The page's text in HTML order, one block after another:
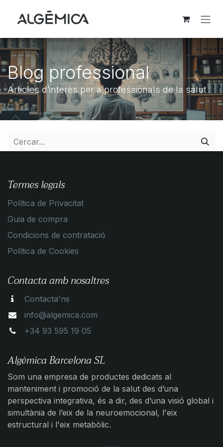
Blog professional
Articles d’interès per a professionals de la salut
Termes legals
Política de Privacitat
Guia de compra
Condicions de contratació
Política de Cookies
Contacta amb nosaltres
Contacta'ns
info@algemica.com
+34 93 595 19 05
Algèmica Barcelona SL
Som una empresa de productes dedicats al
manteniment i promoció de la salut des d’una
perspectiva integrativa, és a dir, des d’una visió global i
simultània de l’eix de la neuroemocional, l'eix
estructural i l'eix metabòlic.